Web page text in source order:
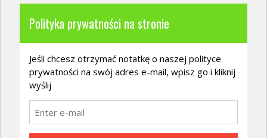
Polityka prywatności na stronie
Jeśli chcesz otrzymać notatkę o naszej polityce
prywatności na swój adres e-mail, wpisz go i kliknij
wyślij